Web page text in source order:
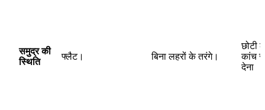
समुद्र की
स्थिति
फ्लैट। बिना लहरों के तरंगे।
छोटी
कांच
देना